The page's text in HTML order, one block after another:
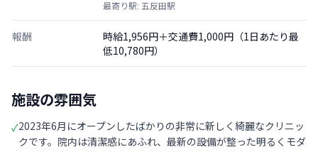
最寄り駅: 五反田駅
報酬
時給1,956円＋交通費1,000円（1日あたり最
低10,780円）
施設の雰囲気
✓2023年6月にオープンしたばかりの非常に新しく綺麗なクリニッ
クです。院内は清潔感にあふれ、最新の設備が整った明るくモダ